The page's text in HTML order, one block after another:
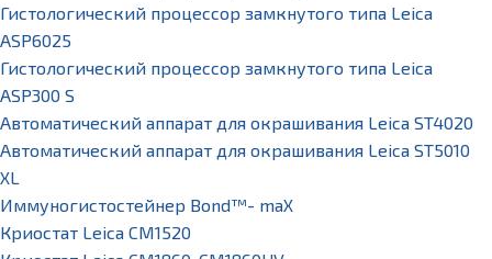
Гистологический процессор замкнутого типа Leica
ASP6025
Гистологический процессор замкнутого типа Leica
ASP300 S
Автоматический аппарат для окрашивания Leica ST4020
Автоматический аппарат для окрашивания Leica ST5010
XL
Иммуногистостейнер Bond™- maX
Криостат Leica CM1520